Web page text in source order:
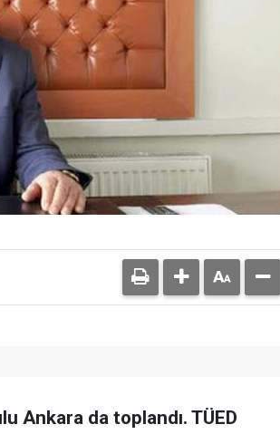
Ankara da toplandı. TÜED